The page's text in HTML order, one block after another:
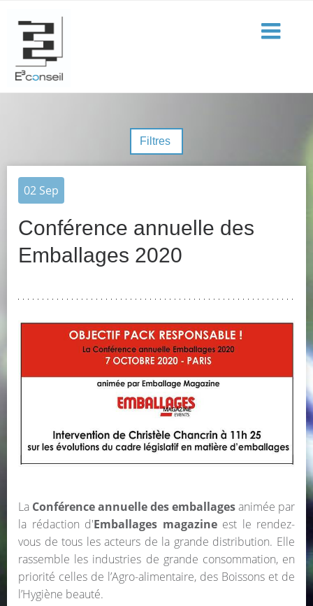
02 Sep
Conférence annuelle des
Emballages 2020
La Conférence annuelle des emballagesanimée par
la rédaction d'Emballages magazineest le rendez-
vous de tous les acteurs de la grande distribution. Elle
rassemble les industries de grande consommation, en
priorité celles de l’Agro-alimentaire, des Boissons et de
l’Hygiène beauté.
Filtres